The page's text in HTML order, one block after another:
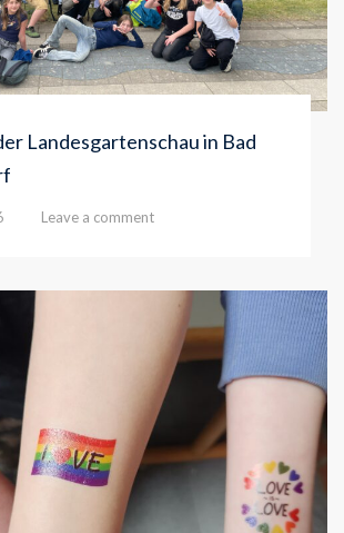
Landesgartenschau in Bad
Leave a comment